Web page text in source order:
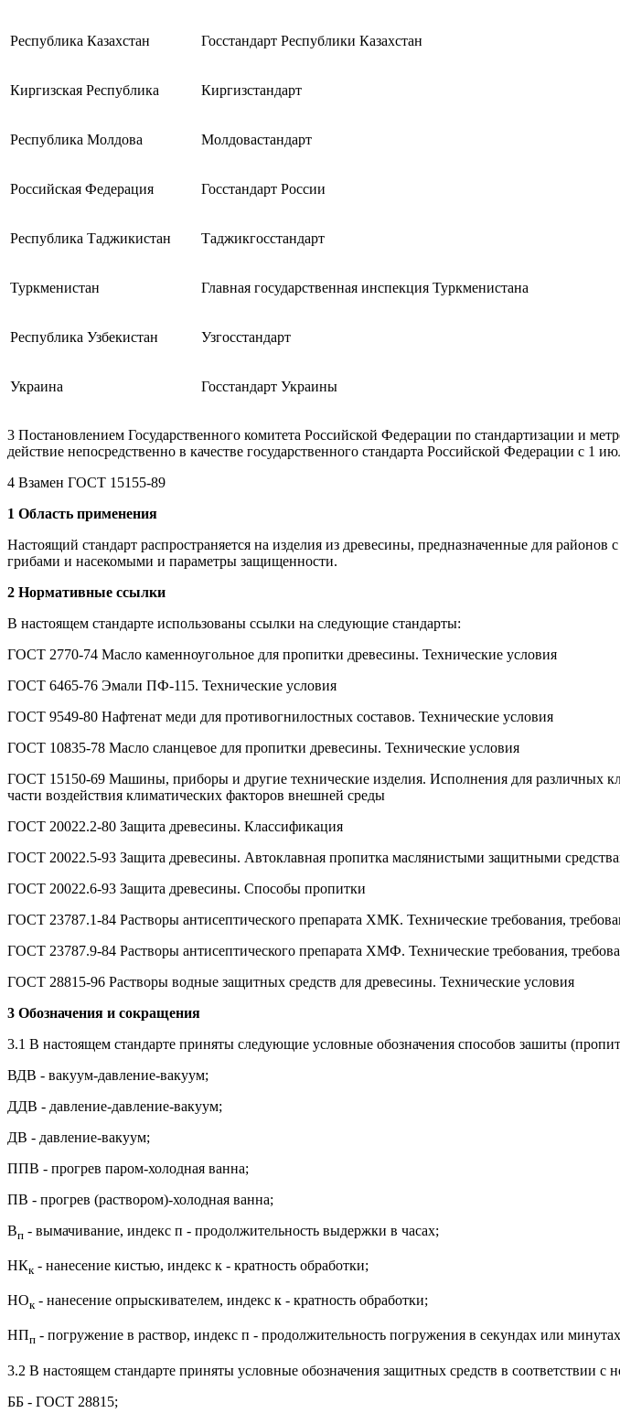
Республика Казахстан Госстандарт Республики Казахстан
Киргизская Республика Киргизстандарт
Республика Молдова Молдовастандарт
Российская Федерация Госстандарт России
Республика Таджикистан Таджикгосстандарт
Туркменистан Главная государственная инспекция Туркменистана
Республика Узбекистан Узгосстандарт
Украина Госстандарт Украины
3 Постановлением Государственного комитета Российской Федерации по стандартизации и
действие непосредственно в качестве государственного стандарта Российской Федерации с 1
4 Взамен ГОСТ 15155-89
1 Область применения
Настоящий стандарт распространяется на изделия из древесины, предназначенные для
грибами и насекомыми и параметры защищенности.
2 Нормативные ссылки
В настоящем стандарте использованы ссылки на следующие стандарты:
ГОСТ 2770-74 Масло каменноугольное для пропитки древесины. Технические условия
ГОСТ 6465-76 Эмали ПФ-115. Технические условия
ГОСТ 9549-80 Нафтенат меди для противогнилостных составов. Технические условия
ГОСТ 10835-78 Масло сланцевое для пропитки древесины. Технические условия
ГОСТ 15150-69 Машины, приборы и другие технические изделия. Исполнения для различных
части воздействия климатических факторов внешней среды
ГОСТ 20022.2-80 Защита древесины. Классификация
ГОСТ 20022.5-93 Защита древесины. Автоклавная пропитка маслянистыми защитными
ГОСТ 20022.6-93 Защита древесины. Способы пропитки
ГОСТ 23787.1-84 Растворы антисептического препарата ХМК. Технические требования,
ГОСТ 23787.9-84 Растворы антисептического препарата ХМФ. Технические требования,
ГОСТ 28815-96 Растворы водные защитных средств для древесины. Технические условия
3 Обозначения и сокращения
3.1 В настоящем стандарте приняты следующие условные обозначения способов зашиты
ВДВ - вакуум-давление-вакуум;
ДДВ - давление-давление-вакуум;
ДВ - давление-вакуум;
ППВ - прогрев паром-холодная ванна;
ПВ - прогрев (раствором)-холодная ванна;
Вп - вымачивание, индекс п - продолжительность выдержки в часах;
НКк - нанесение кистью, индекс к - кратность обработки;
НОк - нанесение опрыскивателем, индекс к - кратность обработки;
НПп - погружение в раствор, индекс п - продолжительность погружения в секундах или
3.2 В настоящем стандарте приняты условные обозначения защитных средств в соответствии
ББ - ГОСТ 28815;